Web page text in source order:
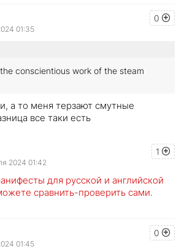
0
01:35
conscientious work of the steam
а то меня терзают смутные
все таки есть
1
2024 01:42
для русской и английской
сравнить-проверить сами.
0
01:45